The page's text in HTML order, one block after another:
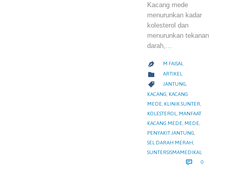
Kacang mede
menurunkan kadar
kolesterol dan
menurunkan tekanan
darah,…
 M FAISAL
 CATEGORY
ARTIKEL
 CATEGORY
JANTUNG,
KACANG KACANG
MEDE KLINIK SUNTER
KOLESTEROL
MANFAAT
KACANG MEDE MEDE
PENYAKIT JANTUNG
SEL DARAH MERAH
SUNTERSISMAMEDIKAL
 0